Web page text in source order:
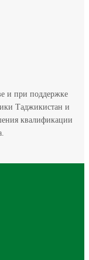
и при поддержке
Таджикистан и
квалификации